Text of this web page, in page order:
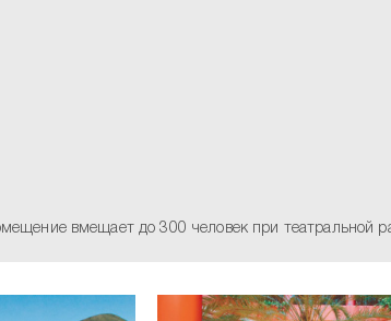
вмещает до 300 человек при театральной